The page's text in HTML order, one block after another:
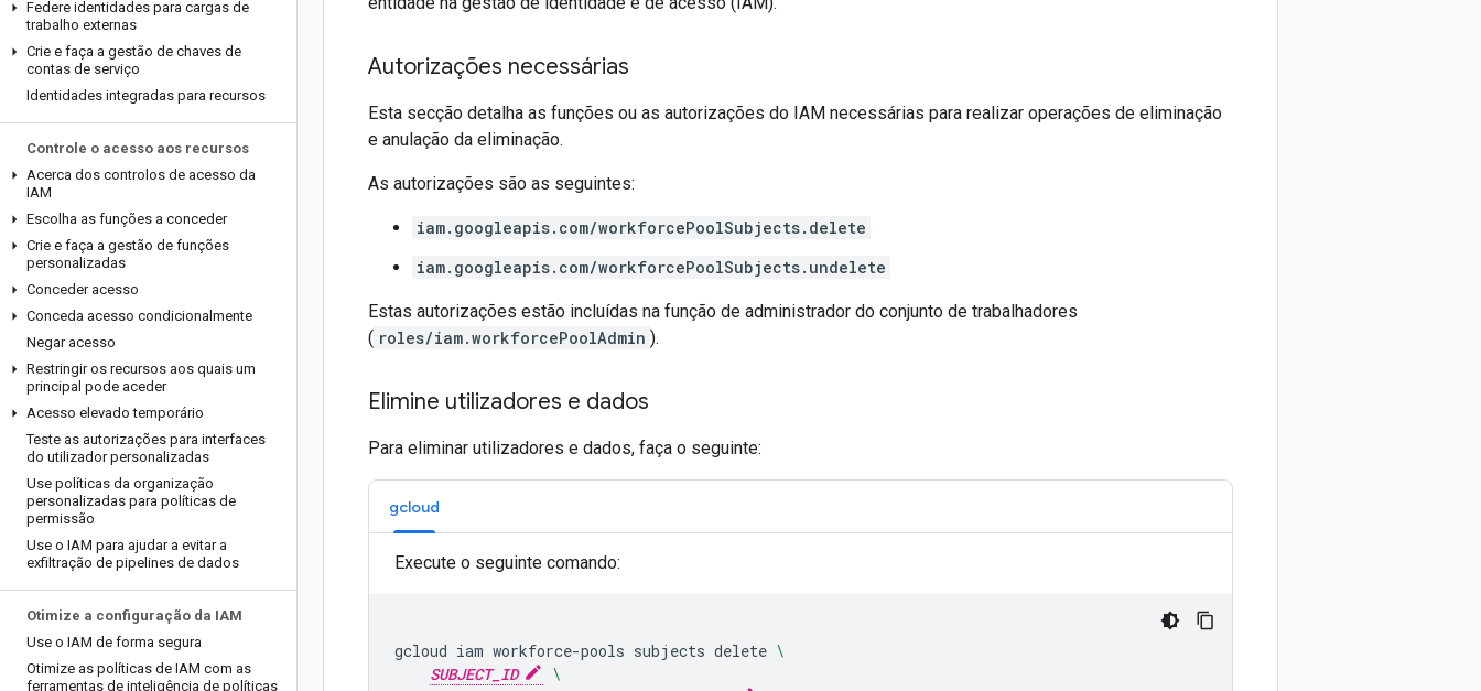
Federe identidades para cargas de
trabalho externas
Crie e faça a gestão de chaves de
contas de serviço
Identidades integradas para recursos
Controle o acesso aos recursos
Acerca dos controlos de acesso da
IAM
Escolha as funções a conceder
Crie e faça a gestão de funções
personalizadas
Conceder acesso
Conceda acesso condicionalmente
Negar acesso
Restringir os recursos aos quais um
principal pode aceder
Acesso elevado temporário
Teste as autorizações para interfaces
do utilizador personalizadas
Use políticas da organização
personalizadas para políticas de
permissão
Use o IAM para ajudar a evitar a
exfiltração de pipelines de dados
Otimize a configuração da IAM
Use o IAM de forma segura
Otimize as políticas de IAM com as
ferramentas de inteligência de políticas
Autorizações necessárias
Esta secção detalha as funções ou as autorizações do IAM necessárias para realizar operações de eliminação
e anulação da eliminação.
As autorizações são as seguintes:
iam.googleapis.com/workforcePoolSubjects.delete
iam.googleapis.com/workforcePoolSubjects.undelete
Estas autorizações estão incluídas na função de administrador do conjunto de trabalhadores
( roles/iam.workforcePoolAdmin ).
Elimine utilizadores e dados
Para eliminar utilizadores e dados, faça o seguinte:
gcloud
Execute o seguinte comando:
gcloud iam workforce-pools subjects delete \
SUBJECT_ID
\